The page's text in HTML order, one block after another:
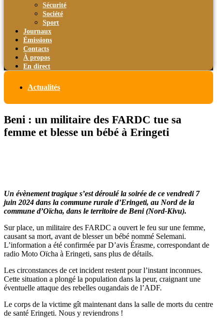
Sécurité
Société
Sport
Journaux
Émissions
Contacts
À propos
En direct
Actualités
Beni : un militaire des FARDC tue sa
femme et blesse un bébé à Eringeti
Un évènement tragique s’est déroulé la soirée de ce vendredi 7
juin 2024 dans la commune rurale d’Eringeti, au Nord de la
commune d’Oïcha, dans le territoire de Beni (Nord-Kivu).
Sur place, un militaire des FARDC a ouvert le feu sur une femme,
causant sa mort, avant de blesser un bébé nommé Selemani.
L’information a été confirmée par D’avis Érasme, correspondant de
radio Moto Oïcha à Eringeti, sans plus de détails.
Les circonstances de cet incident restent pour l’instant inconnues.
Cette situation a plongé la population dans la peur, craignant une
éventuelle attaque des rebelles ougandais de l’ADF.
Le corps de la victime gît maintenant dans la salle de morts du centre
de santé Eringeti. Nous y reviendrons !